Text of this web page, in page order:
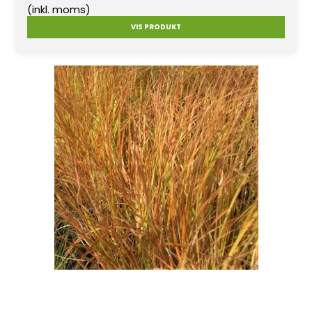
(inkl. moms)
VIS PRODUKT